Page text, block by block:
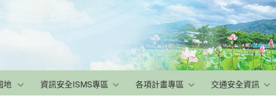
地 資訊安全ISMS專區 各項計畫專區 交通安全資訊